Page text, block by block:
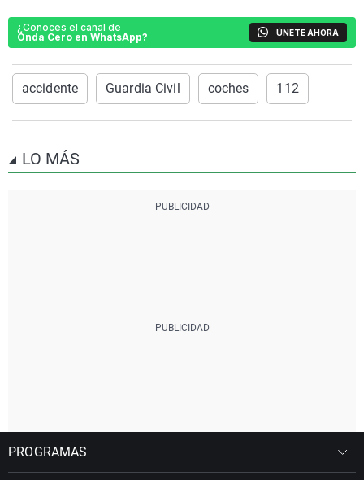
¿Conoces el canal de
Onda Cero en WhatsApp?
ÚNETE AHORA
accidente Guardia Civil coches 112
LO MÁS
PROGRAMAS